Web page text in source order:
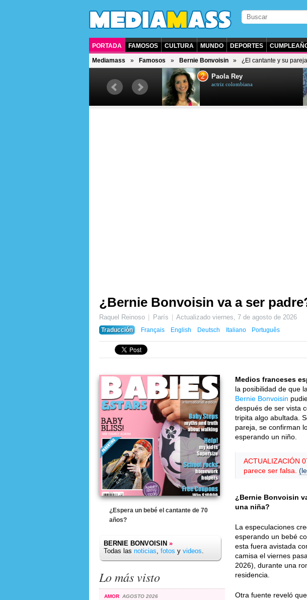
PORTADA FAMOSOS CULTURA MUNDO DEPORTES
Mediamass Famosos Bernie Bonvoisin ¿El cantante y su
actor y presentador de televisión
2 Paola Rey
actriz colombiana
¿Bernie Bonvoisin va a ser
Raquel Reinoso París Actualizadoviernes, 7 de agosto de 2026
Traducción
Français English Deutsch Italiano Português
¿Espera un bebé el cantante de 70
años?
BERNIE BONVOISIN »
Todas las noticias, fotos y videos.
Lo más visto
AMOR AGOSTO 2026
Medios franceses
la posibilidad de que
Bernie Bonvoisin
después de ser vista
tripita algo abultada.
pareja, se confirman
esperando un niño.
ACTUALIZACIÓN
parece ser falsa.
¿Bernie Bonvoisin
una niña?
La especulaciones
esperando un bebé
esta fuera avistada
camisa el viernes
2026), durante una
residencia.
Otra fuente reveló